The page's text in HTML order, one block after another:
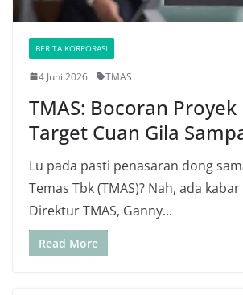
BERITA KORPORASI
4 Juni 2026 TMAS
TMAS: Bocoran Proyek
Target Cuan Gila
Lu pada pasti penasaran dong
Temas Tbk (TMAS)? Nah, ada
Direktur TMAS, Ganny...
Read More